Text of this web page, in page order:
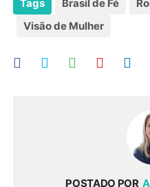
Tags Brasil de Fé
Visão de Mulher
POSTADO POR